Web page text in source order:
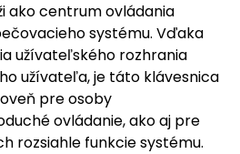
ako centrum ovládania
systému. Vďaka
užívateľského rozhrania
užívateľa, je táto klávesnica
pre osoby
ovládanie, ako aj pre
rozsiahle funkcie systému.